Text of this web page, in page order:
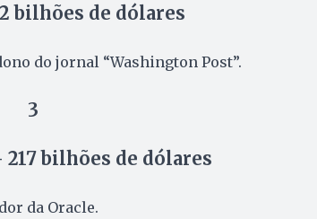
bilhões de dólares
do jornal “Washington Post”.
3
bilhões de dólares
da Oracle.